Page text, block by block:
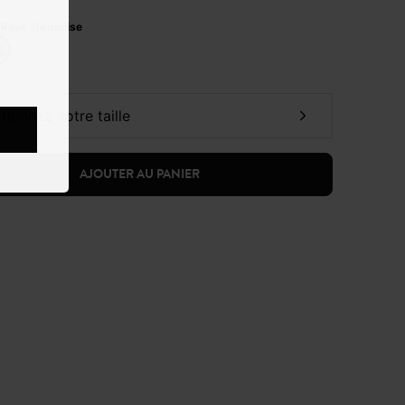
Rayé Turquoise
votre taille
AJOUTER AU PANIER